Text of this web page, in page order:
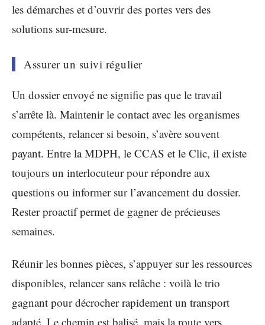
les démarches et d’ouvrir des portes vers des
solutions sur-mesure.
Assurer un suivi régulier
Un dossier envoyé ne signifie pas que le travail
s’arrête là. Maintenir le contact avec les organismes
compétents, relancer si besoin, s’avère souvent
payant. Entre la MDPH, le CCAS et le Clic, il existe
toujours un interlocuteur pour répondre aux
questions ou informer sur l’avancement du dossier.
Rester proactif permet de gagner de précieuses
semaines.
Réunir les bonnes pièces, s’appuyer sur les ressources
disponibles, relancer sans relâche : voilà le trio
gagnant pour décrocher rapidement un transport
adapté. Le chemin est balisé, mais la route vers